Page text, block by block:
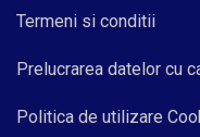
Termeni si conditii
Prelucrarea datelor cu
Politica de utilizare